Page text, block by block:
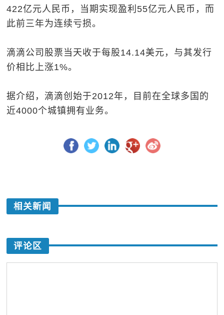
422亿元人民币，当期实现盈利55亿元人民币，而
此前三年为连续亏损。
滴滴公司股票当天收于每股14.14美元，与其发行
价相比上涨1%。
据介绍，滴滴创始于2012年，目前在全球多国的
近4000个城镇拥有业务。
相关新闻
评论区